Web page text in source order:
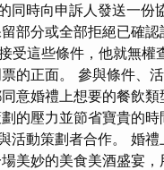
同時向申訴人發送一份
部分或全部拒絕已確
這些條件，他就無權
的正面。 參與條件、
意婚禮上想要的餐飲
的壓力並節省寶貴的
活動策劃者合作。 婚
美妙的美食美酒盛宴